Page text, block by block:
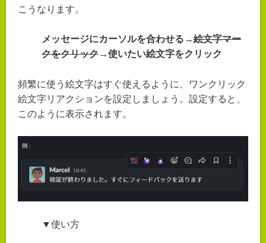
こうなります。
メッセージにカーソルを合わせる→絵文字マー
クをクリック→使いたい絵文字をクリック
頻繁に使う絵文字はすぐ使えるように、ワンクリック
絵文字リアクションを設定しましょう。設定すると、
このように表示されます。
▼使い方